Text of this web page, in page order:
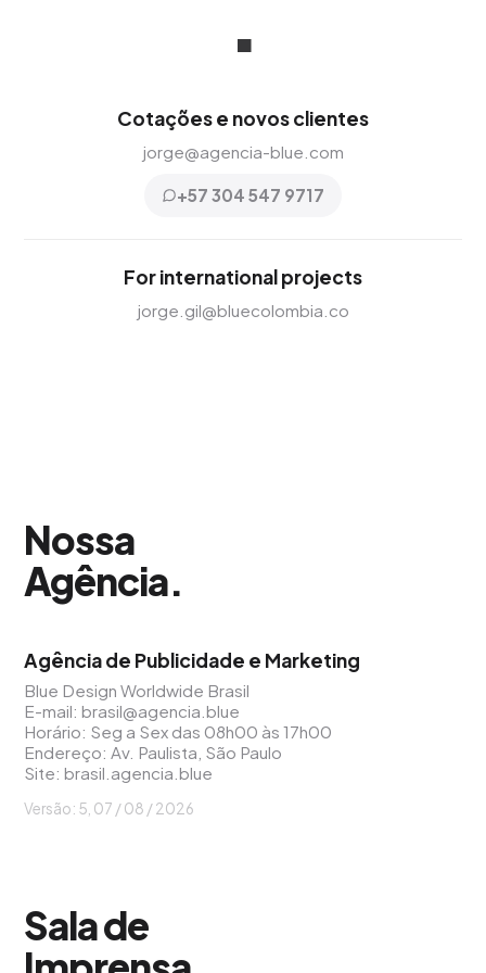
Cotações e novos clientes
jorge@agencia-blue.com
+57 304 547 9717
For international projects
jorge.gil@bluecolombia.co
Nossa
Agência.
Agência de Publicidade e Marketing
Blue Design Worldwide Brasil
E-mail:brasil@agencia.blue
Horário: Seg a Sex das 08h00 às 17h00
Endereço: Av. Paulista, São Paulo
Site:brasil.agencia.blue
Versão: 5, 07 / 08 / 2026
Sala de